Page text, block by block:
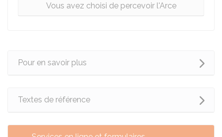
Vous avez choisi de percevoir l'Arce
Pour en savoir plus
Textes de référence